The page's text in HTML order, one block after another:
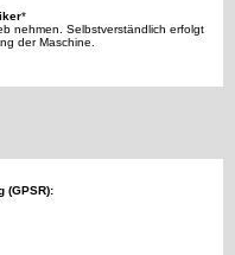
*
nehmen. Selbstverständlich erfolgt
der Maschine.
(GPSR):